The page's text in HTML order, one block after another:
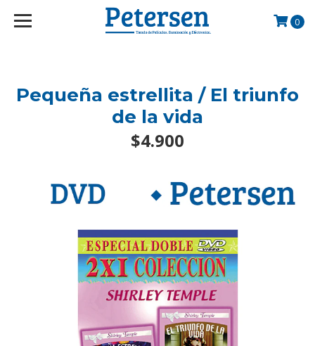
googlef2d1455d5020445a.html
0
Pequeña estrellita / El triunfo
de la vida
$4.900